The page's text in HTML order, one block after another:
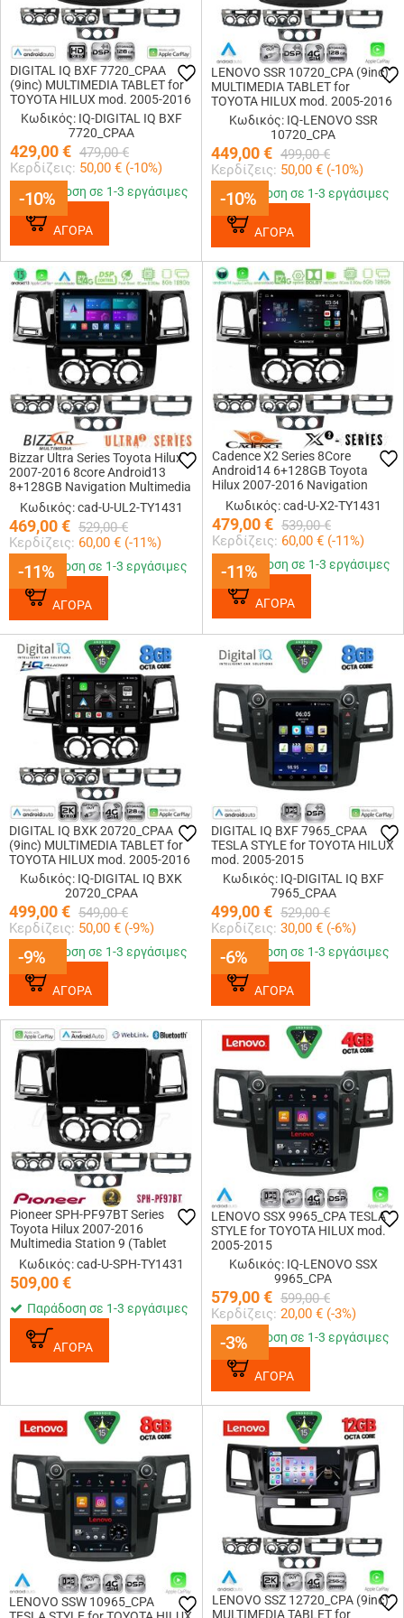
-10%
DIGITAL IQ BXF 7720_CPAA
(9inc) MULTIMEDIA TABLET for
TOYOTA HILUX mod. 2005-2016
Κωδικός: IQ-DIGITAL IQ BXF
7720_CPAA
429,00€ 479,00 €
Κερδίζεις: 50,00 € (-10%)
-10%
Παράδοση σε 1-3 εργάσιμες
ΑΓΟΡΑ
-10%
LENOVO SSR 10720_CPA (9inc)
MULTIMEDIA TABLET for
TOYOTA HILUX mod. 2005-2016
Κωδικός: IQ-LENOVO SSR
10720_CPA
449,00€ 499,00 €
Κερδίζεις: 50,00 € (-10%)
-10%
Παράδοση σε 1-3 εργάσιμες
ΑΓΟΡΑ
-11%
Bizzar Ultra Series Toyota Hilux
2007-2016 8core Android13
8+128GB Navigation Multimedia
Tablet 9
Κωδικός: cad-U-UL2-TY1431
469,00€ 529,00 €
Κερδίζεις: 60,00 € (-11%)
-11%
Παράδοση σε 1-3 εργάσιμες
ΑΓΟΡΑ
-11%
Cadence X2 Series 8Core
Android14 6+128GB Toyota
Hilux 2007-2016 Navigation
Multimedia Tablet 9
Κωδικός: cad-U-X2-TY1431
479,00€ 539,00 €
Κερδίζεις: 60,00 € (-11%)
-11%
Παράδοση σε 1-3 εργάσιμες
ΑΓΟΡΑ
-9%
DIGITAL IQ BXK 20720_CPAA
(9inc) MULTIMEDIA TABLET for
TOYOTA HILUX mod. 2005-2016
Κωδικός: IQ-DIGITAL IQ BXK
20720_CPAA
499,00€ 549,00 €
Κερδίζεις: 50,00 € (-9%)
-9%
Παράδοση σε 1-3 εργάσιμες
ΑΓΟΡΑ
-6%
DIGITAL IQ BXF 7965_CPAA
TESLA STYLE for TOYOTA HILUX
mod. 2005-2015
Κωδικός: IQ-DIGITAL IQ BXF
7965_CPAA
499,00€ 529,00 €
Κερδίζεις: 30,00 € (-6%)
-6%
Παράδοση σε 1-3 εργάσιμες
ΑΓΟΡΑ
Pioneer SPH-PF97BT Series
Toyota Hilux 2007-2016
Multimedia Station 9 (Tablet
Style) Με Carplay &amp;
Android Auto
Κωδικός: cad-U-SPH-TY1431
509,00€
Παράδοση σε 1-3 εργάσιμες
ΑΓΟΡΑ -3%
LENOVO SSX 9965_CPA TESLA
STYLE for TOYOTA HILUX mod.
2005-2015
Κωδικός: IQ-LENOVO SSX
9965_CPA
579,00€ 599,00 €
Κερδίζεις: 20,00 € (-3%)
-3%
Παράδοση σε 1-3 εργάσιμες
ΑΓΟΡΑ
LENOVO SSW 10965_CPA
LENOVO SSZ 12720_CPA (9inc)
MULTIMEDIA TABLET for